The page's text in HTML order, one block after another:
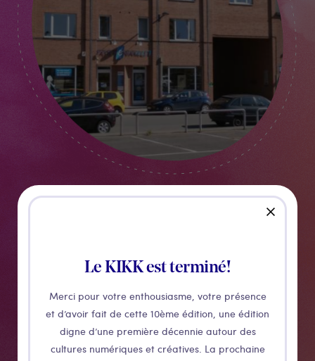
Le KIKK est terminé!
Merci pour votre enthousiasme, votre présence
et d’avoir fait de cette 10ème édition, une édition
digne d’une première décennie autour des
cultures numériques et créatives. La prochaine
close
Namur Energite
Un grand salon, une chambre avec lit double, ainsi
qu'un canapé lit, et une petite kitchenette pratique
pour fristouiller un petit repas sur place. Pour vous